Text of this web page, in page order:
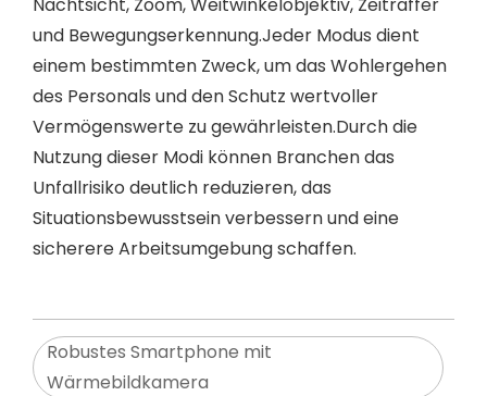
und Bewegungserkennung.Jeder Modus dient
einem bestimmten Zweck, um das Wohlergehen
des Personals und den Schutz wertvoller
Vermögenswerte zu gewährleisten.Durch die
Nutzung dieser Modi können Branchen das
Unfallrisiko deutlich reduzieren, das
Situationsbewusstsein verbessern und eine
sicherere Arbeitsumgebung schaffen.
Robustes Smartphone mit
Wärmebildkamera